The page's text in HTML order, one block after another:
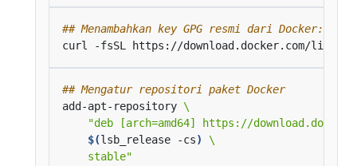
## Menambahkan key GPG resmi dari Docker:
curl -fsSL https://download.docker.com/linux/
## Mengatur repositori paket Docker
add-apt-repository
$(lsb_release -cs)
    stable"